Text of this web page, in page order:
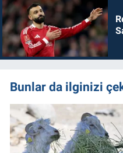
Bunlar da ilginizi